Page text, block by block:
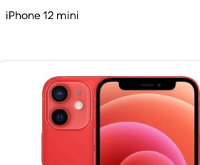
iPhone 12 mini